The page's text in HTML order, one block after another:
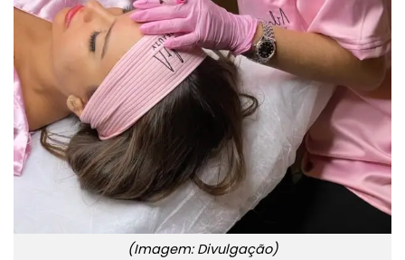
(Imagem: Divulgação)